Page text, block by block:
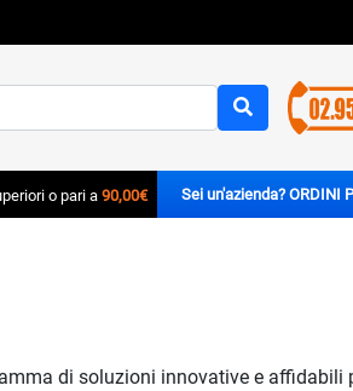
o pari a 90,00€
di soluzioni innovative e affidabili